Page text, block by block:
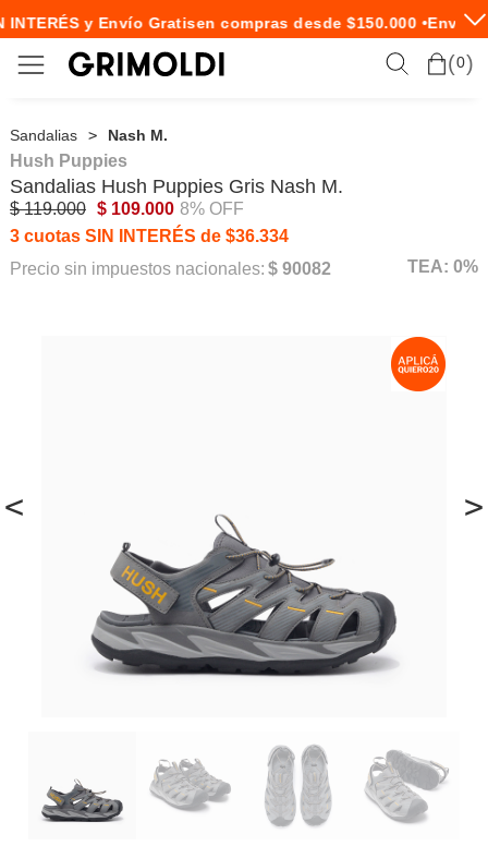
y Envío Gratisen compras desde $150.000 •Envío
0
Sandalias Nash M.
< >
Hush Puppies
Sandalias Hush Puppies Gris Nash M.
$ 119.000 $ 109.000 8% OFF
3 cuotas SIN INTERÉS de $36.334
Precio sin impuestos nacionales: $ 90082 TEA: 0%